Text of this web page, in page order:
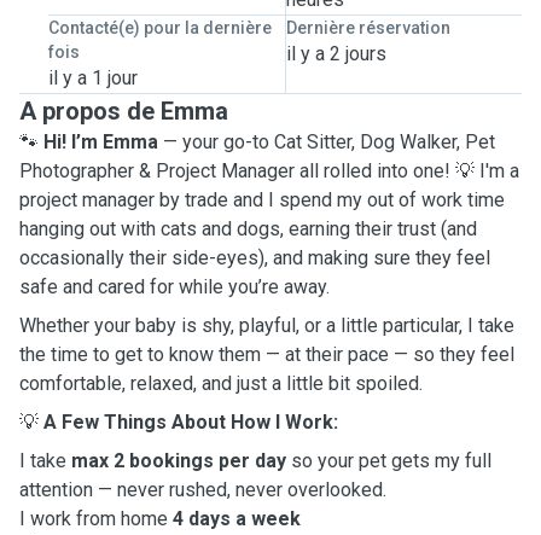
Contacté(e) pour la dernière
fois
il y a 1 jour
Dernière réservation
il y a 2 jours
A propos de Emma
🐾 Hi! I’m Emma — your go-to Cat Sitter, Dog Walker, Pet
Photographer & Project Manager all rolled into one! 💡 I'm a
project manager by trade and I spend my out of work time
hanging out with cats and dogs, earning their trust (and
occasionally their side-eyes), and making sure they feel
safe and cared for while you’re away.
Whether your baby is shy, playful, or a little particular, I take
the time to get to know them — at their pace — so they feel
comfortable, relaxed, and just a little bit spoiled.
💡 A Few Things About How I Work:
I take max 2 bookings per day so your pet gets my full
attention — never rushed, never overlooked.
I work from home 4 days a week